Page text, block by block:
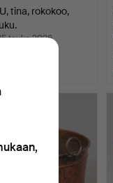
tina, rokokoo,
touko 2026